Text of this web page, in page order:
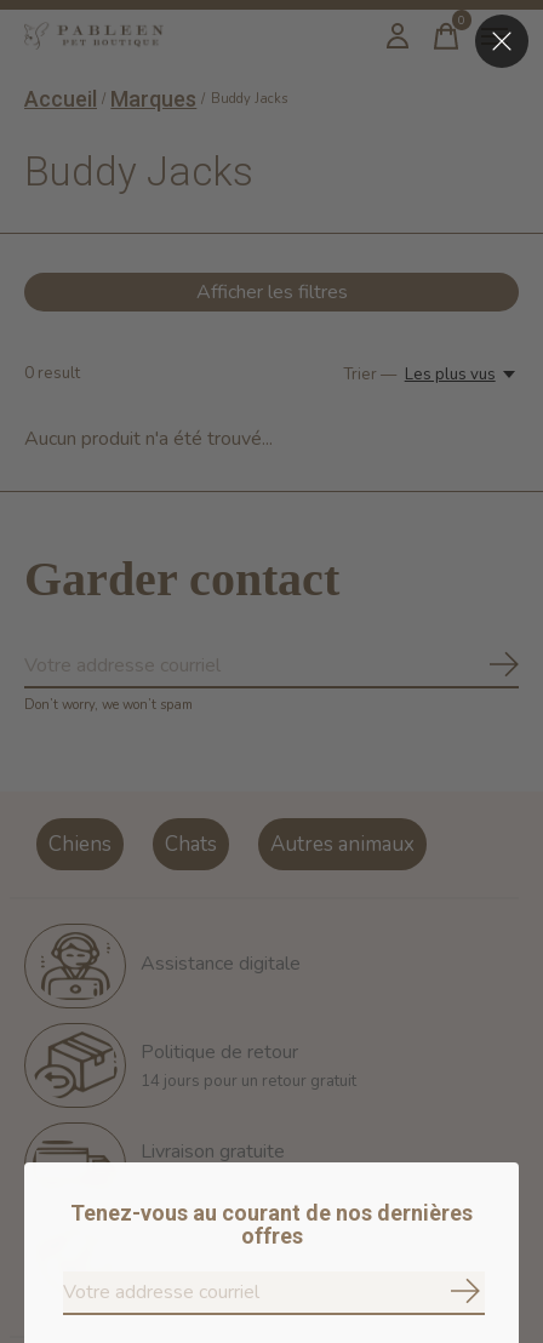
0items
Accueil / Marques / Buddy Jacks
Buddy Jacks
Afficher les filtres
0 result Trier — Les plus vus
Aucun produit n'a été trouvé...
Garder contact
Don’t worry, we won’t spam
Chiens Chats Autres animaux
Assistance digitale
Politique de retour
14 jours pour un retour gratuit
Livraison gratuite
Paiements 100% sécurisés
Nous assurons des paiements sécurisés
Tenez-vous au courant de nos dernières
offres